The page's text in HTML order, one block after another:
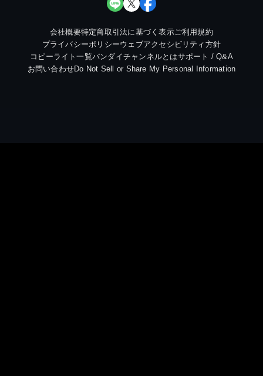
会社概要特定商取引法に基づく表示ご利用規約
プライバシーポリシーウェブアクセシビリティ方針
コピーライト一覧バンダイチャンネルとはサポート / Q&A
お問い合わせDo Not Sell or Share My Personal Information